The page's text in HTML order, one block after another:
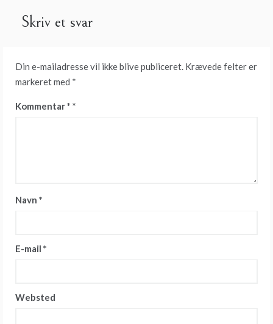
Skriv et svar
Din e-mailadresse vil ikke blive publiceret. Krævede felter er
markeret med *
Kommentar*
Navn *
E-mail *
Websted